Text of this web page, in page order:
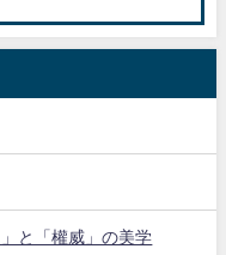
と「權威」の美学